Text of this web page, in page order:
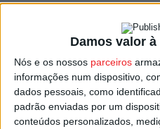
Damos valor
Nós e os nossos parceiros
informações num dispositivo,
dados pessoais, como
padrão enviadas por um
conteúdos personalizados,
queimaduras”, adiantou.
Quanto ao pai, de 41 anos,
está ainda internado no
queimaduras de 1.º e 2.º
eletrocussão, mas “está
estável e sem evidência de